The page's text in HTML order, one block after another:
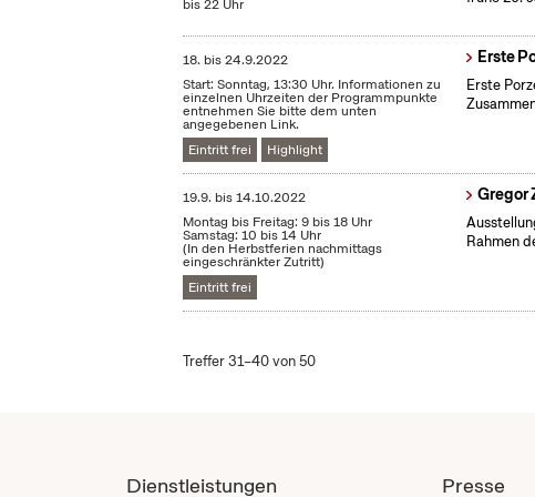
bis 22 Uhr
18. bis24.9.2022
Start: Sonntag, 13:30 Uhr. Informationen zu
einzelnen Uhrzeiten der Programmpunkte
entnehmen Sie bitte dem unten
angegebenen Link.
Eintritt frei
Highlight
Erste
Erste
19.9. bis14.10.2022
Montag bis Freitag: 9 bis 18 Uhr
Samstag: 10 bis 14 Uhr
(In den Herbstferien nachmittags
eingeschränkter Zutritt)
Eintritt frei
Gregor
Rahmen
Treffer 31–40 von 50
Dienstleistungen Presse